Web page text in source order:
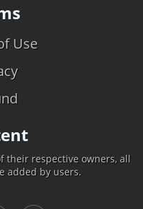
Use
their respective owners, all
added by users.